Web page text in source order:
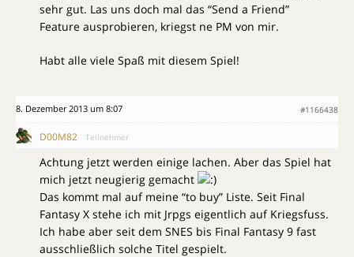
sehr gut. Las uns doch mal das “Send a Friend”
Feature ausprobieren, kriegst ne PM von mir.
Habt alle viele Spaß mit diesem Spiel!
8. Dezember 2013 um 8:07 #1166438
D00M82 Teilnehmer
Achtung jetzt werden einige lachen. Aber das Spiel hat
mich jetzt neugierig gemacht
Das kommt mal auf meine “to buy” Liste. Seit Final
Fantasy X stehe ich mit Jrpgs eigentlich auf Kriegsfuss.
Ich habe aber seit dem SNES bis Final Fantasy 9 fast
ausschließlich solche Titel gespielt.